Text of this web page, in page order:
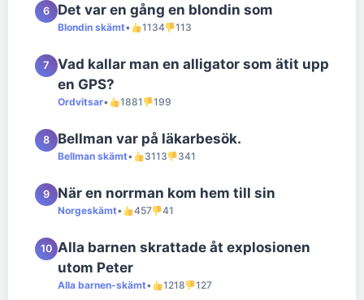
6 Det var en gång en blondin som
Blondin skämt• 1134 113
7
Vad kallar man en alligator som ätit upp
en GPS?
Ordvitsar• 1881 199
8 Bellman var på läkarbesök.
Bellman skämt• 3113 341
9 När en norrman kom hem till sin
Norgeskämt• 457 41
10 Alla barnen skrattade åt explosionen
utom Peter
Alla barnen-skämt• 1218 127